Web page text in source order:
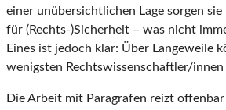
einer unübersichtlichen Lage sorgen
für (Rechts-)Sicherheit – was nicht
Eines ist jedoch klar: Über Langeweile
wenigsten Rechtswissenschaftler/innen
Die Arbeit mit Paragrafen reizt